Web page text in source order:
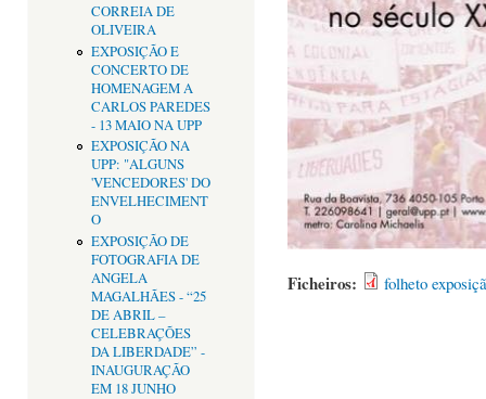
CORREIA DE
OLIVEIRA
EXPOSIÇÃO E
CONCERTO DE
HOMENAGEM A
CARLOS PAREDES
- 13 MAIO NA UPP
EXPOSIÇÃO NA
UPP: "ALGUNS
'VENCEDORES' DO
ENVELHECIMENT
O
EXPOSIÇÃO DE
FOTOGRAFIA DE
ANGELA
MAGALHÃES - “25
DE ABRIL –
CELEBRAÇÕES
DA LIBERDADE” -
INAUGURAÇÃO
EM 18 JUNHO
Ficheiros: folheto